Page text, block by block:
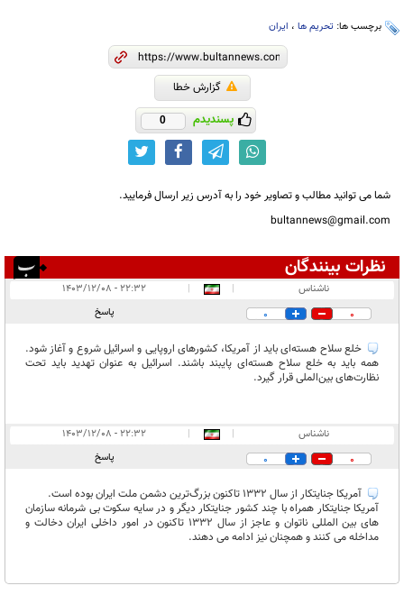
برچسب ها: تحریم ها ، ایران
گزارش خطا
پسندیدم 0
شما می توانید مطالب و تصاویر خود را به آدرس زیر ارسال فرمایید.
bultannews@gmail.com
نظرات بینندگان
در انتظار بررسی:
ناشناس |
|
۲۲:۳۲ - ۱۴۰۳/۱۲/۰۸
0
0 پاسخ
خلع سلاح هسته‌ای باید از آمریکا، کشورهای اروپایی و اسرائیل شروع و آغاز شود.
همه باید به خلع سلاح هسته‌ای پایبند باشند. اسرائیل به عنوان تهدید باید تحت
نظارت‌های بین‌الملی قرار گیرد.
ناشناس |
|
۲۲:۳۲ - ۱۴۰۳/۱۲/۰۸
0
0 پاسخ
آمریکا جنایتکار از سال 1332 تاکنون بزرگ‌ترین دشمن ملت ایران بوده است.
آمریکا جنایتکار همراه با چند کشور جنایتکار دیگر و در سایه سکوت بی شرمانه سازمان
های بین المللی ناتوان و عاجز از سال 1332 تاکنون در امور داخلی ایران دخالت و
مداخله می کنند و همچنان نیز ادامه می دهند.